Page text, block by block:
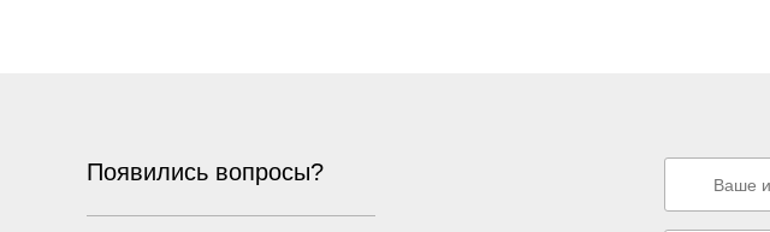
Появились вопросы?